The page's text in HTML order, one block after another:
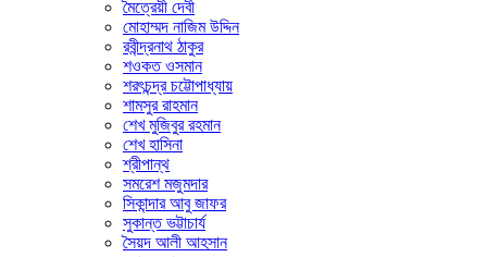
মৈত্রেয়ী দেবী
মোহাম্মদ নাজিম উদ্দিন
রবীন্দ্রনাথ ঠাকুর
শওকত ওসমান
শরৎচন্দ্র চট্টোপাধ্যায়
শামসুর রাহমান
শেখ মুজিবুর রহমান
শেখ হাসিনা
শ্রীপান্থ
সমরেশ মজুমদার
সিকান্দার আবু জাফর
সুকান্ত ভট্টাচার্য
সৈয়দ আলী আহসান